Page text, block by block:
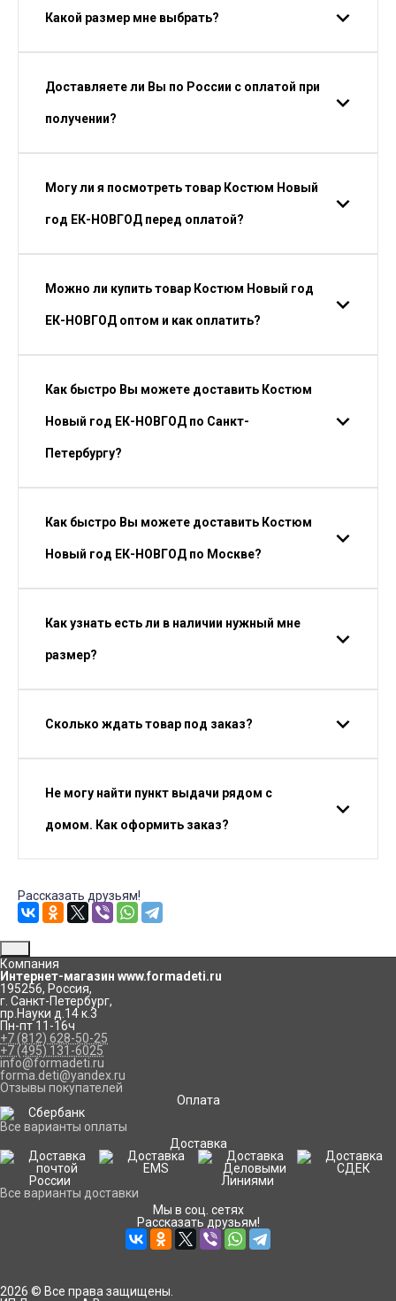
Какой размер мне выбрать?
Доставляете ли Вы по России с оплатой при
получении?
Могу ли я посмотреть товар Костюм Новый
год ЕК-НОВГОД перед оплатой?
Можно ли купить товар Костюм Новый год
ЕК-НОВГОД оптом и как оплатить?
Как быстро Вы можете доставить Костюм
Новый год ЕК-НОВГОД по Санкт-
Петербургу?
Как быстро Вы можете доставить Костюм
Новый год ЕК-НОВГОД по Москве?
Как узнать есть ли в наличии нужный мне
размер?
Сколько ждать товар под заказ?
Не могу найти пункт выдачи рядом с
домом. Как оформить заказ?
Рассказать друзьям!
Компания
Интернет-магазин www.formadeti.ru
195256, Россия,
г. Санкт-Петербург,
пр.Науки д.14 к.3
Пн-пт 11-16ч
+7 (812) 628-50-25
+7 (495) 131-6025
info@formadeti.ru
forma.deti@yandex.ru
Отзывы покупателей
Оплата
Все варианты оплаты
Доставка
Все варианты доставки
Мы в соц. сетях
Рассказать друзьям!
2026 © Все права защищены.